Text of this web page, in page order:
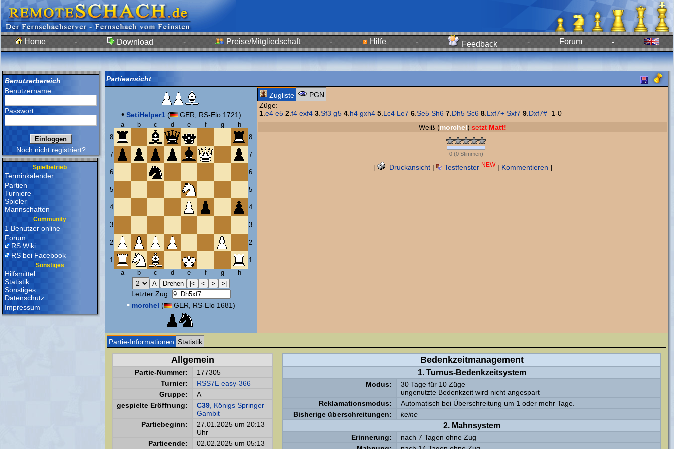
Home - Download - Preise/Mitgliedschaft - Hilfe - Feedback - Forum -
Benutzerbereich
Benutzername:
Passwort:
Noch nicht registriert?
Spielbetrieb
Terminkalender
Partien
Turniere
Spieler
Mannschaften
Community
1 Benutzer online
Forum
RS Wiki
RS bei Facebook
Sonstiges
Hilfsmittel
Statistik
Sonstiges
Datenschutz
Impressum
Partieansicht
• SetiHelper1 ( GER, RS-Elo 1721)
a b c d e f g
h
8
8
7 7
6 6
5 5
4 4
3 3
2 2
1
1
a
b c d e f g h
Letzter Zug:
• morchel ( GER, RS-Elo 1681)
Zugliste
PGN
Züge:
1 e4 e5 2 f4 exf4 3 Sf3 g5 4 h4 gxh4 5 Lc4 Le7 6 Se5 Sh6 7 Dh5 Sc6 8 Lxf7+ Sxf7 9 Dxf7# 1-0
Weiß (morchel) setzt Matt!
0(0Stimmen)
[ Druckansicht | Testfenster NEW | Kommentieren ]
Partie-Informationen Statistik
Allgemein
Partie-Nummer:
177305
Turnier:
RSS7E easy-366
Gruppe:
A
gespielte Eröffnung:
C39 , Königs Springer
Gambit
Partiebeginn:
27.01.2025 um 20:13
Uhr
Partieende:
02.02.2025 um 05:13
Bedenkzeitmanagement
1. Turnus-Bedenkzeitsystem
Modus:
30 Tage für 10 Züge
ungenutzte Bedenkzeit wird nicht angespart
Reklamationsmodus:
Automatisch bei Überschreitung um 1 oder mehr Tage.
Bisherige überschreitungen:
keine
2. Mahnsystem
Erinnerung:
nach 7 Tagen ohne Zug